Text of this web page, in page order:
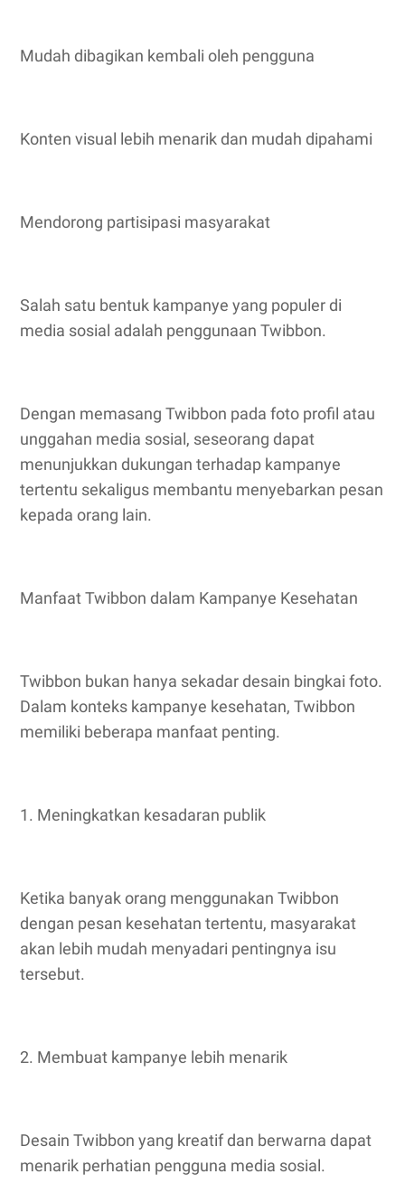
Mudah dibagikan kembali oleh pengguna
Konten visual lebih menarik dan mudah dipahami
Mendorong partisipasi masyarakat
Salah satu bentuk kampanye yang populer di
media sosial adalah penggunaan Twibbon.
Dengan memasang Twibbon pada foto profil atau
unggahan media sosial, seseorang dapat
menunjukkan dukungan terhadap kampanye
tertentu sekaligus membantu menyebarkan pesan
kepada orang lain.
Manfaat Twibbon dalam Kampanye Kesehatan
Twibbon bukan hanya sekadar desain bingkai foto.
Dalam konteks kampanye kesehatan, Twibbon
memiliki beberapa manfaat penting.
1. Meningkatkan kesadaran publik
Ketika banyak orang menggunakan Twibbon
dengan pesan kesehatan tertentu, masyarakat
akan lebih mudah menyadari pentingnya isu
tersebut.
2. Membuat kampanye lebih menarik
Desain Twibbon yang kreatif dan berwarna dapat
menarik perhatian pengguna media sosial.